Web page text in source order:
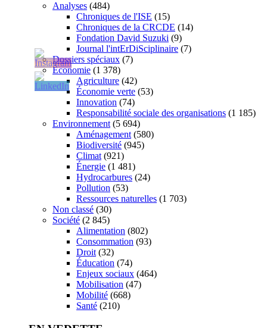
Analyses (484)
Chroniques de l'ISE (15)
Chroniques de la CRCDE (14)
Fondation David Suzuki (9)
Journal l'intErDiSciplinaire (7)
Dossiers spéciaux (7)
Économie (1 378)
Agriculture (42)
Économie verte (53)
Innovation (74)
Responsabilité sociale des organisations (1 185)
Environnement(5 694)
Aménagement(580)
Biodiversité (945)
Climat(921)
Énergie (1 481)
Hydrocarbures (24)
Pollution (53)
Ressources naturelles (1 703)
Non classé (30)
Société (2 845)
Alimentation (802)
Consommation (93)
Droit(32)
Éducation (74)
Enjeux sociaux (464)
Mobilisation (47)
Mobilité (668)
Santé (210)